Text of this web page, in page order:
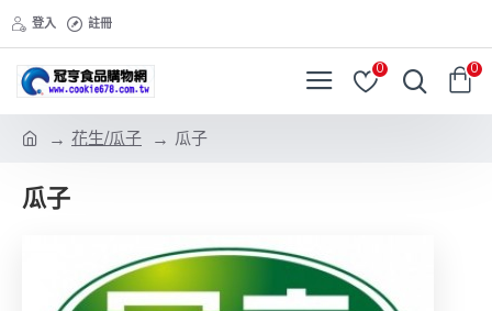
登入 註冊
0 0
花生/瓜子 瓜子
瓜子